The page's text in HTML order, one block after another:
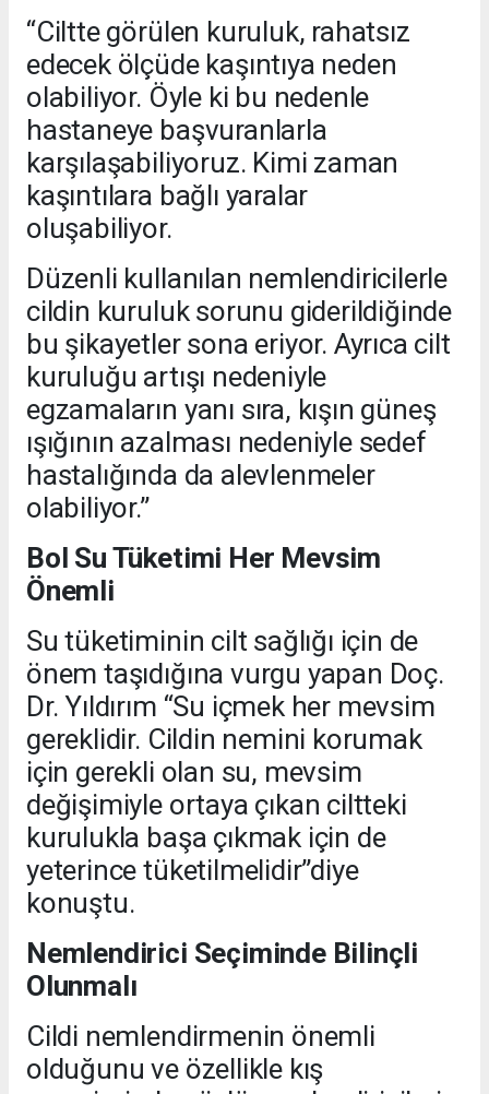
“Ciltte görülen kuruluk, rahatsız
edecek ölçüde kaşıntıya neden
olabiliyor. Öyle ki bu nedenle
hastaneye başvuranlarla
karşılaşabiliyoruz. Kimi zaman
kaşıntılara bağlı yaralar
oluşabiliyor.
Düzenli kullanılan nemlendiricilerle
cildin kuruluk sorunu giderildiğinde
bu şikayetler sona eriyor. Ayrıca cilt
kuruluğu artışı nedeniyle
egzamaların yanı sıra, kışın güneş
ışığının azalması nedeniyle sedef
hastalığında da alevlenmeler
olabiliyor.”
Bol Su Tüketimi Her Mevsim
Önemli
Su tüketiminin cilt sağlığı için de
önem taşıdığına vurgu yapan Doç.
Dr. Yıldırım “Su içmek her mevsim
gereklidir. Cildin nemini korumak
için gerekli olan su, mevsim
değişimiyle ortaya çıkan ciltteki
kurulukla başa çıkmak için de
yeterince tüketilmelidir”diye
konuştu.
Nemlendirici Seçiminde Bilinçli
Olunmalı
Cildi nemlendirmenin önemli
olduğunu ve özellikle kış